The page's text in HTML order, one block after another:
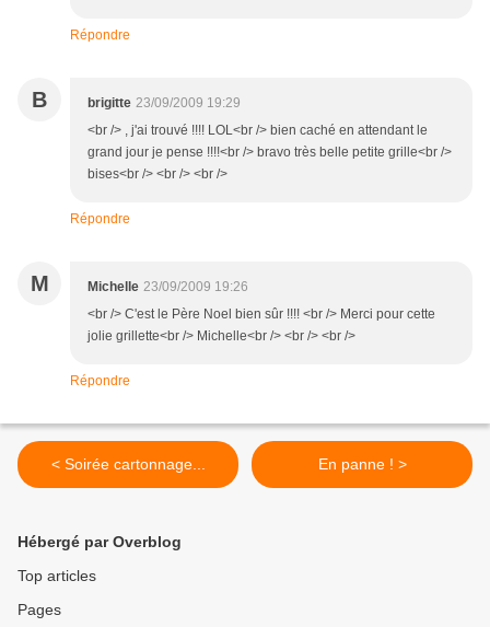
Répondre
B brigitte 23/09/2009 19:29
<br /> , j'ai trouvé !!!! LOL<br /> bien caché en attendant le
grand jour je pense !!!!<br /> bravo très belle petite grille<br />
bises<br /> <br /> <br />
Répondre
M Michelle 23/09/2009 19:26
<br /> C'est le Père Noel bien sûr !!!! <br /> Merci pour cette
jolie grillette<br /> Michelle<br /> <br /> <br />
Répondre
< Soirée cartonnage... En panne ! >
Hébergé par Overblog
Top articles
Pages